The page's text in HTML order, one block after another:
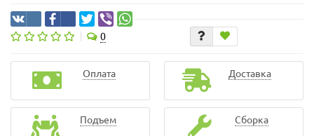
0
Оплата Доставка
Подъем Сборка